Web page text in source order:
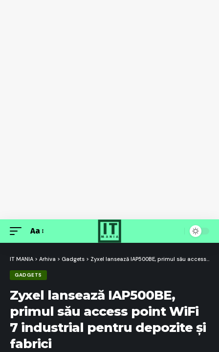
Font
Aa
IT MANIA > Arhiva > Gadgets > Zyxel lansează IAP500BE, primul său access point WiFi 7 industrial pentru depozite și fabrici
GADGETS
Zyxel lansează IAP500BE,
primul său access point WiFi
7 industrial pentru depozite și
fabrici